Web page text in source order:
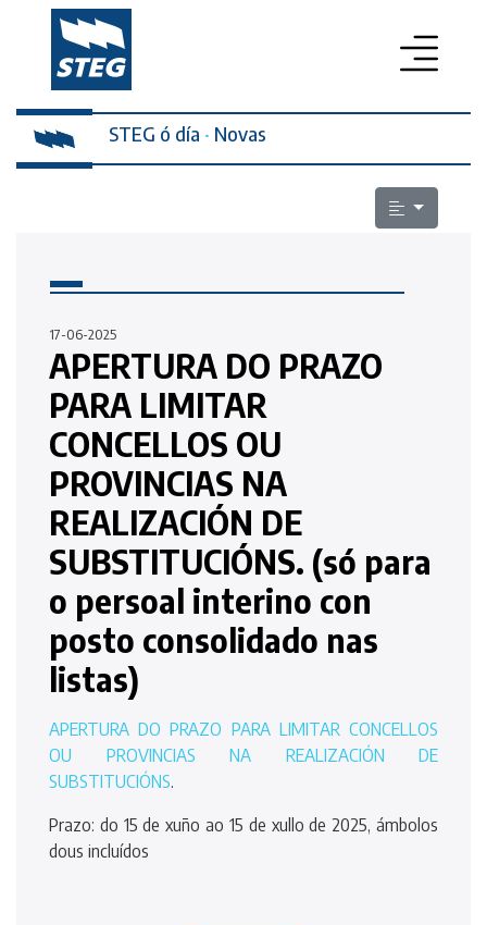
PROFESORADO
QUEN SOMOS
CONTACTO
STEG ó día · Novas
17-06-2025
APERTURA DO PRAZO
PARA LIMITAR
CONCELLOS OU
PROVINCIAS NA
REALIZACIÓN DE
SUBSTITUCIÓNS. (só para
o persoal interino con
posto consolidado nas
listas)
APERTURA DO PRAZO PARA LIMITAR CONCELLOS
OU PROVINCIAS NA REALIZACIÓN DE
SUBSTITUCIÓNS.
Prazo: do 15 de xuño ao 15 de xullo de 2025, ámbolos
dous incluídos